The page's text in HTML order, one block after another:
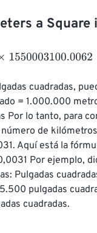
a Square
cuadradas,
= 1.000.000
Por lo tanto, para
de
Aquí está la
Por ejemplo,
Pulgadas
pulgadas
cuadradas.